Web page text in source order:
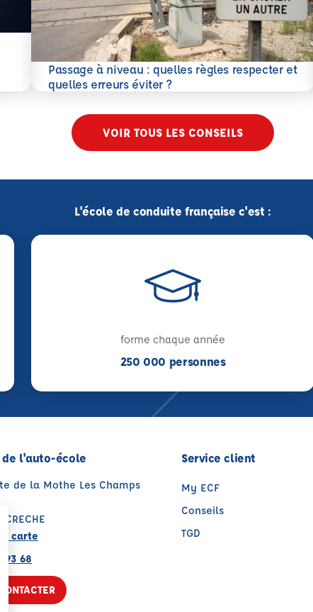
Passage à niveau : quelles règles respecter et
quelles erreurs éviter ?
En savoir plus
VOIR TOUS LES CONSEILS
L'école de conduite française c'est :
forme chaque année
250 000 personnes
de l'auto-école
de la Mothe Les Champs
CRECHE
carte
93 68
Service client
My ECF
Conseils
TGD